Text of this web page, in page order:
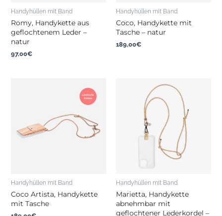
Handyhüllen mit Band
Romy, Handykette aus
geflochtenem Leder –
natur
97,00€
Handyhüllen mit Band
Coco, Handykette mit
Tasche – natur
189,00€
Handyhüllen mit Band
Coco Artista, Handykette
mit Tasche
Handyhüllen mit Band
Marietta, Handykette
abnehmbar mit
geflochtener Lederkordel –